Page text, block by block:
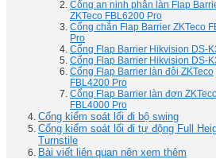
Cổng an ninh phân làn Flap
ZKTeco FBL6200 Pro
Cổng chắn Flap Barrier ZKTeco
Pro
Cổng Flap Barrier Hikvision DS-
Cổng Flap Barrier Hikvision DS-
Cổng Flap Barrier làn đôi ZKTeco
FBL4200 Pro
Cổng Flap Barrier làn đơn
FBL4000 Pro
Cổng kiểm soát lối đi bộ swing
Cổng kiểm soát lối đi tự động Full
Turnstile
Bài viết liên quan nên xem thêm